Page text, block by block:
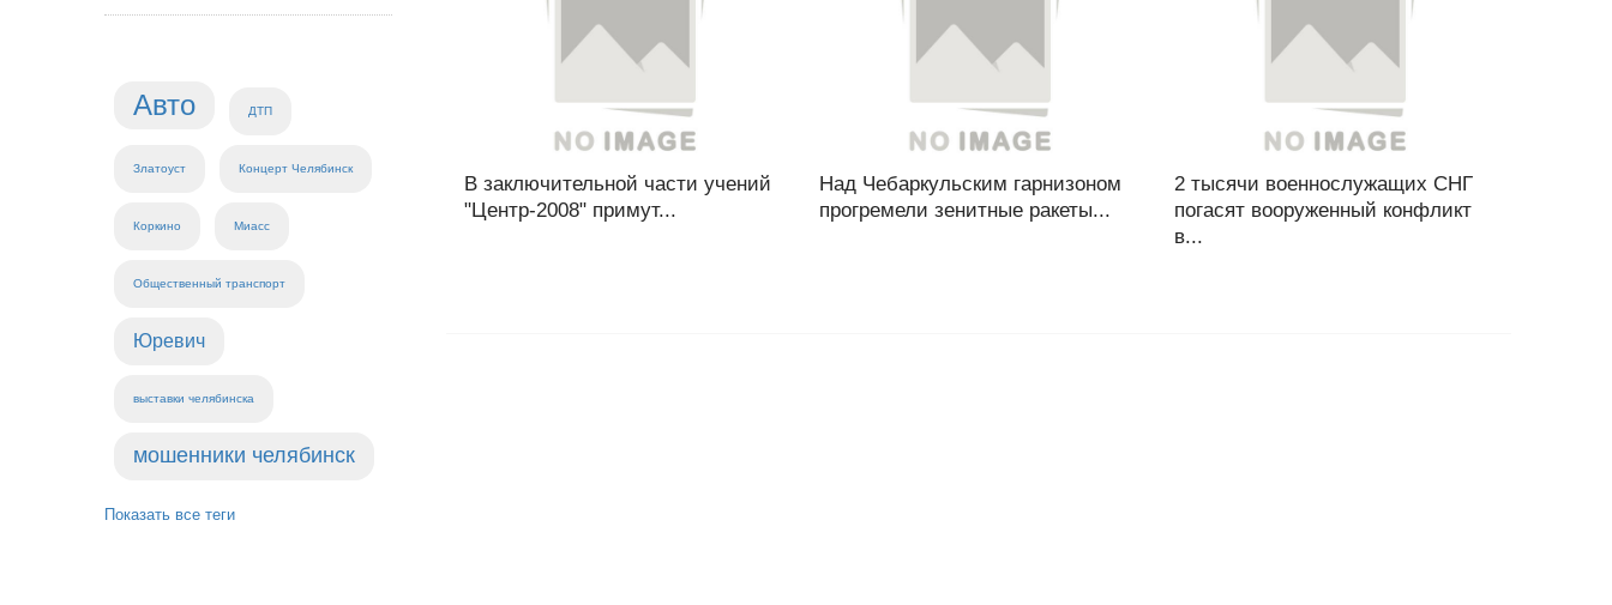
Авто ДТП
Златоуст Концерт Челябинск
Коркино Миасс
Общественный транспорт
Юревич
выставки челябинска
мошенники челябинск
Показать все теги
В заключительной части учений
"Центр-2008" примут...
Над Чебаркульским гарнизоном
прогремели зенитные ракеты...
2 тысячи военнослужащих СНГ
погасят вооруженный конфликт
в...